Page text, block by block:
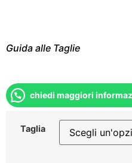
Guida alle Taglie
chiedi maggiori
Taglia